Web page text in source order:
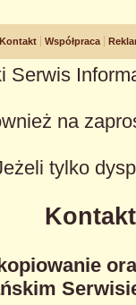
Kontakt Współpraca
Serwis
na
tylko